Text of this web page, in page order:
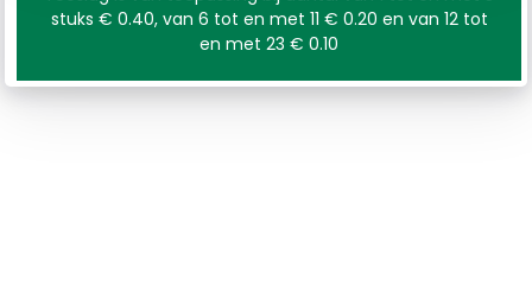
stuks € 0.40, van 6 tot en met 11 € 0.20 en van 12 tot
en met 23 € 0.10